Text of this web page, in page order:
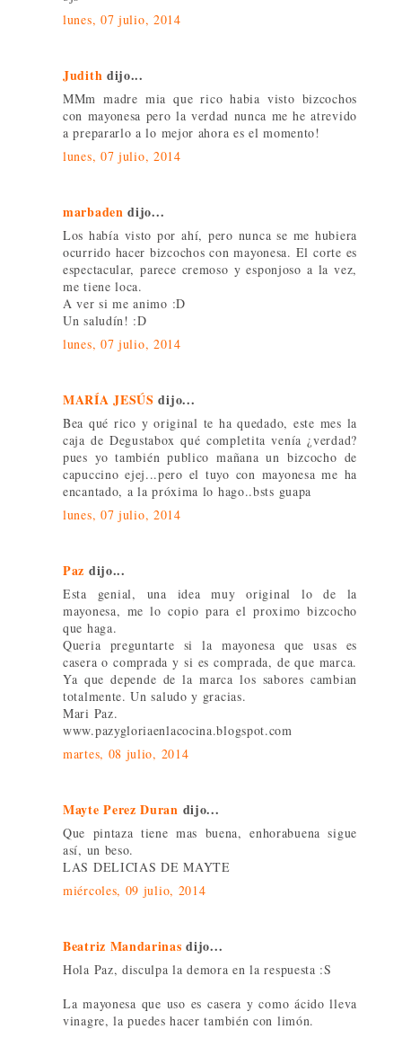
lunes, 07 julio, 2014
Judith dijo...
MMm madre mia que rico habia visto bizcochos
con mayonesa pero la verdad nunca me he atrevido
a prepararlo a lo mejor ahora es el momento!
lunes, 07 julio, 2014
marbaden dijo...
Los había visto por ahí, pero nunca se me hubiera
ocurrido hacer bizcochos con mayonesa. El corte es
espectacular, parece cremoso y esponjoso a la vez,
me tiene loca.
A ver si me animo :D
Un saludín! :D
lunes, 07 julio, 2014
MARÍA JESÚS dijo...
Bea qué rico y original te ha quedado, este mes la
caja de Degustabox qué completita venía ¿verdad?
pues yo también publico mañana un bizcocho de
capuccino ejej...pero el tuyo con mayonesa me ha
encantado, a la próxima lo hago..bsts guapa
lunes, 07 julio, 2014
Paz dijo...
Esta genial, una idea muy original lo de la
mayonesa, me lo copio para el proximo bizcocho
que haga.
Queria preguntarte si la mayonesa que usas es
casera o comprada y si es comprada, de que marca.
Ya que depende de la marca los sabores cambian
totalmente. Un saludo y gracias.
Mari Paz.
www.pazygloriaenlacocina.blogspot.com
martes, 08 julio, 2014
Mayte Perez Duran dijo...
Que pintaza tiene mas buena, enhorabuena sigue
así, un beso.
LAS DELICIAS DE MAYTE
miércoles, 09 julio, 2014
Beatriz Mandarinas dijo...
Hola Paz, disculpa la demora en la respuesta :S
La mayonesa que uso es casera y como ácido lleva
vinagre, la puedes hacer también con limón.